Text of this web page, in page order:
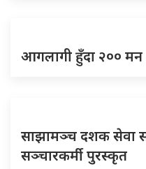
आगलागी हुँदा २०० मन
साझामञ्च दशक सेवा
सञ्चारकर्मी पुरस्कृत